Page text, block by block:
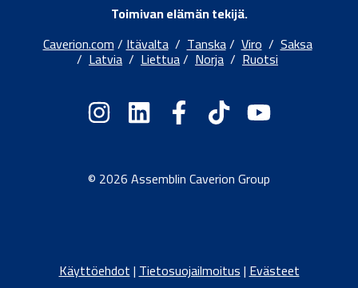
Toimivan elämän tekijä.
Caverion.com/Itävalta/Tanska/Viro/Saksa
/ Latvia / Liettua/ Norja / Ruotsi
© 2026 Assemblin Caverion Group
Käyttöehdot|Tietosuojailmoitus|Evästeet